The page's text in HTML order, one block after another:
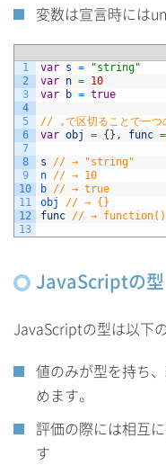
変数は宣言時には
1
2
3
4
5
6
7
8
9
10
11
12
13
var s =
"string"
var n = 10
var
b = true
// ,で区切ることで一つ
var obj = { } , func =
s
// → "string"
n // → 10
b // → true
obj
// → {}
func // →
JavaScriptの型
JavaScriptの型は以下
値のみが型を持ち
めます。
評価の際には相互
す